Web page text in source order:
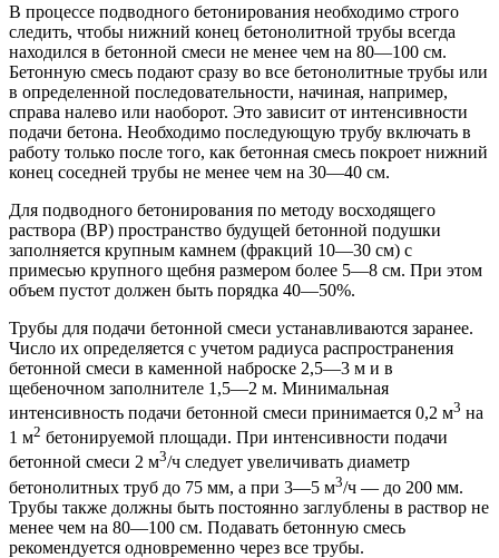
В процессе подводного бетонирования необходимо строго
следить, чтобы нижний конец бетонолитной трубы всегда
находился в бетонной смеси не менее чем на 80—100 см.
Бетонную смесь подают сразу во все бетонолитные трубы или
в определенной последовательности, начиная, например,
справа налево или наоборот. Это зависит от интенсивности
подачи бетона. Необходимо последующую трубу включать в
работу только после того, как бетонная смесь покроет нижний
конец соседней трубы не менее чем на 30—40 см.
Для подводного бетонирования по методу восходящего
раствора (ВР) пространство будущей бетонной подушки
заполняется крупным камнем (фракций 10—30 см) с
примесью крупного щебня размером более 5—8 см. При этом
объем пустот должен быть порядка 40—50%.
Трубы для подачи бетонной смеси устанавливаются заранее.
Число их определяется с учетом радиуса распространения
бетонной смеси в каменной наброске 2,5—3 м и в
щебеночном заполнителе 1,5—2 м. Минимальная
интенсивность подачи бетонной смеси принимается 0,2 м3 на
1 м2 бетонируемой площади. При интенсивности подачи
бетонной смеси 2 м3/ч следует увеличивать диаметр
бетонолитных труб до 75 мм, а при 3—5 м3/ч — до 200 мм.
Трубы также должны быть постоянно заглублены в раствор не
менее чем на 80—100 см. Подавать бетонную смесь
рекомендуется одновременно через все трубы.